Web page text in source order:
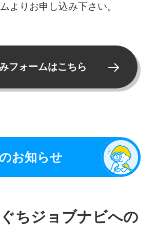
よりお申し込み下さい。
フォームはこちら
お知らせ
ちジョブナビへの